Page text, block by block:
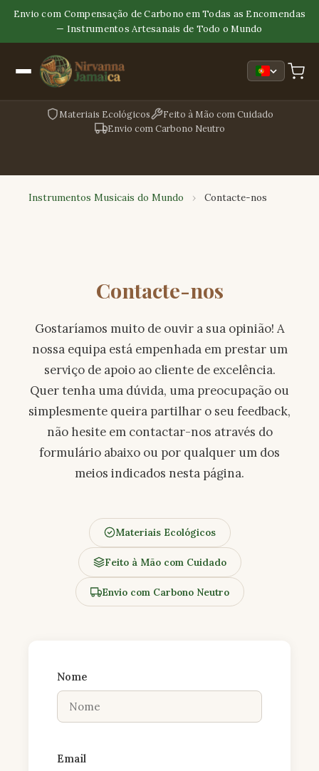
Envio com Compensação de Carbono em Todas as Encomendas
— Instrumentos Artesanais de Todo o Mundo
Materiais Ecológicos
Feito à Mão com Cuidado
Envio com Carbono Neutro
Instrumentos Musicais do Mundo › Contacte-nos
Contacte-nos
Gostaríamos muito de ouvir a sua opinião! A
nossa equipa está empenhada em prestar um
serviço de apoio ao cliente de excelência.
Quer tenha uma dúvida, uma preocupação ou
simplesmente queira partilhar o seu feedback,
não hesite em contactar-nos através do
formulário abaixo ou por qualquer um dos
meios indicados nesta página.
Materiais Ecológicos
Feito à Mão com Cuidado
Envio com Carbono Neutro
Nome
Email